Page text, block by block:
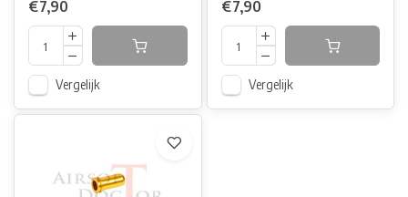
€7,90
Vergelijk
€7,90
Vergelijk